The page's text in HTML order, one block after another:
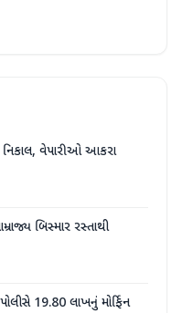
નિકાલ, વેપારીઓ આકરા
બિસ્માર રસ્તાથી
19.80 લાખનું મોર્ફિન